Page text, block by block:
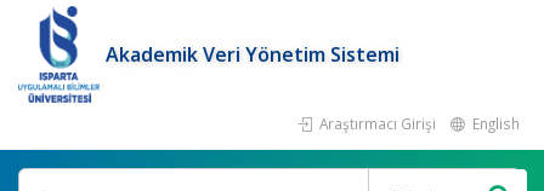
Akademik Veri Yönetim Sistemi
Araştırmacı Girişi English
Ara